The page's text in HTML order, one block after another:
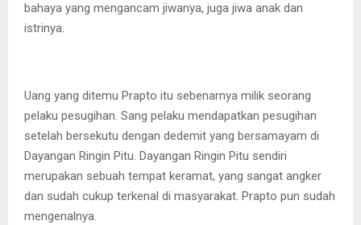
bahaya yang mengancam jiwanya, juga jiwa anak dan
istrinya.
Uang yang ditemu Prapto itu sebenarnya milik seorang
pelaku pesugihan. Sang pelaku mendapatkan pesugihan
setelah bersekutu dengan dedemit yang bersamayam di
Dayangan Ringin Pitu. Dayangan Ringin Pitu sendiri
merupakan sebuah tempat keramat, yang sangat angker
dan sudah cukup terkenal di masyarakat. Prapto pun sudah
mengenalnya.